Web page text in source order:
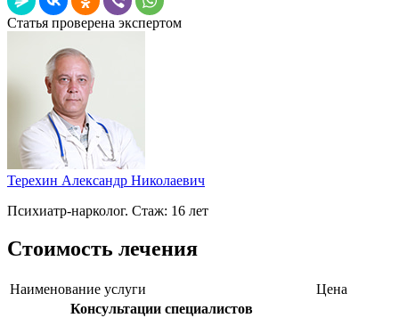
Статья проверена экспертом
Терехин Александр Николаевич
Психиатр-нарколог. Стаж: 16 лет
Стоимость лечения
Наименование услуги
Цена
Консультации специалистов